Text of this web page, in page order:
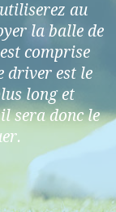
au
la balle de
comprise
driver est le
long et
sera donc le